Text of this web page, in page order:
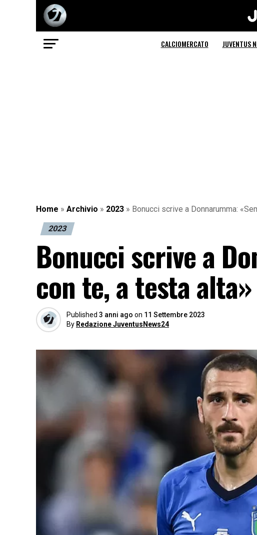
CALCIOMERCATO JUVENTUS
Home » Archivio » 2023 » Bonucci scrive a Donnarumma:
2023
Bonucci scrive a
con te, a testa alta»
Published 3 anni ago on 11 Settembre 2023
By Redazione JuventusNews24